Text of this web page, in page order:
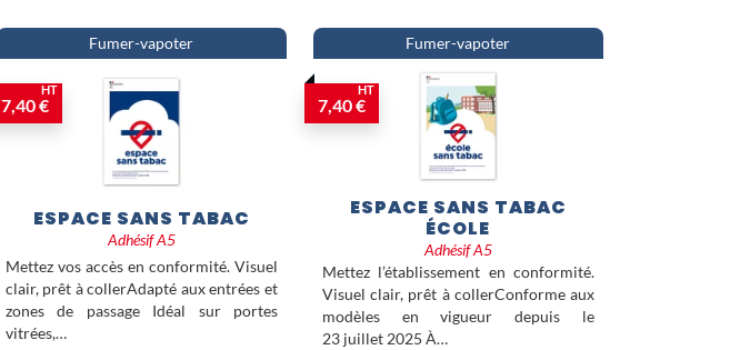
Fumer-vapoter
7,40 €
HT
ESPACE SANS TABAC
Adhésif A5
Mettez vos accès en conformité. Visuel
clair, prêt à collerAdapté aux entrées et
zones de passage Idéal sur portes
vitrées,…
Fumer-vapoter
7,40 €
HT
ESPACE SANS TABAC
ÉCOLE
Adhésif A5
Mettez l’établissement en conformité.
Visuel clair, prêt à collerConforme aux
modèles en vigueur depuis le
23 juillet 2025 À…